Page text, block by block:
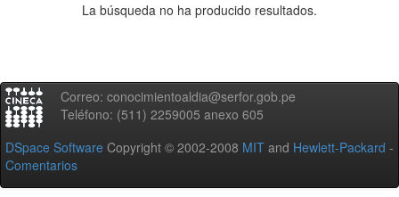
La búsqueda no ha producido resultados.
Correo: conocimientoaldia@serfor.gob.pe
Teléfono: (511) 2259005 anexo 605
DSpace Software Copyright © 2002-2008 MIT and Hewlett-Packard -
Comentarios